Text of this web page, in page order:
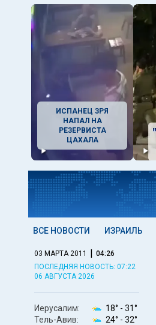
ИСПАНЕЦ ЗРЯ
НАПАЛ НА
РЕЗЕРВИСТА
ЦАХАЛА
ВСЕ НОВОСТИ ИЗРАИЛЬ
03 МАРТА 2011 | 04:26
ПОСЛЕДНЯЯ НОВОСТЬ: 07:22
06 АВГУСТА 2026
Иерусалим: 18° - 31°
Тель-Авив:
24° - 32°